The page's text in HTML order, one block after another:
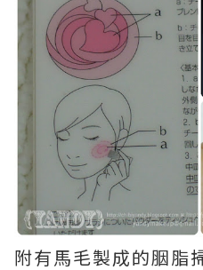
附有馬毛製成的胭脂